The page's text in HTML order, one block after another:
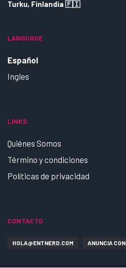
Turku, Finlandia 🇫🇮
LANGUAGE
Español
Ingles
LINKS
Quiénes Somos
Término y condiciones
Políticas de privacidad
CONTACTO
HOLA@ENTNERD.COM ANUNCIA